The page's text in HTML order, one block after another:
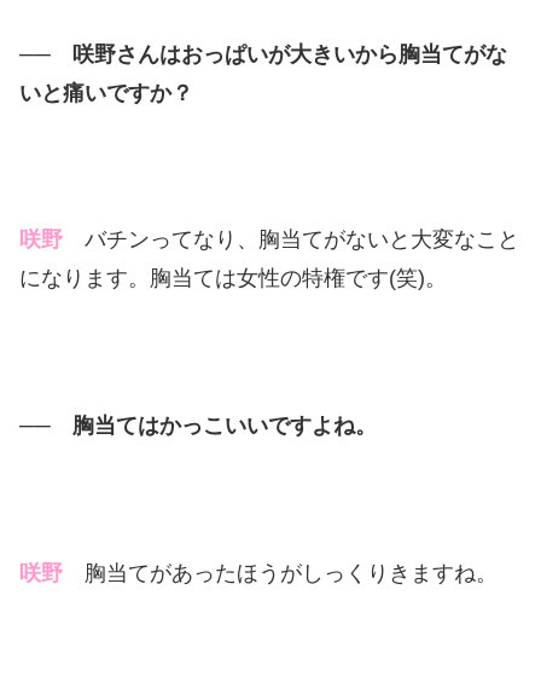
── 咲野さんはおっぱいが大きいから胸当てがな
いと痛いですか？
咲野 バチンってなり、胸当てがないと大変なこと
になります。胸当ては女性の特権です(笑)。
── 胸当てはかっこいいですよね。
咲野 胸当てがあったほうがしっくりきますね。